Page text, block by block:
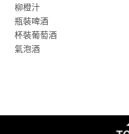
柳橙汁
瓶裝啤酒
杯裝葡萄酒
氣泡酒